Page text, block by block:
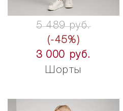
5 489 руб.
(-45%)
3 000 руб.
Шорты